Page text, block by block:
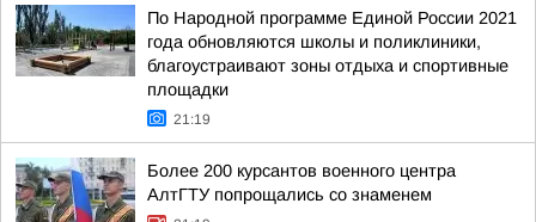
По Народной программе Единой России 2021
года обновляются школы и поликлиники,
благоустраивают зоны отдыха и спортивные
площадки
21:19
Более 200 курсантов военного центра
АлтГТУ попрощались со знаменем